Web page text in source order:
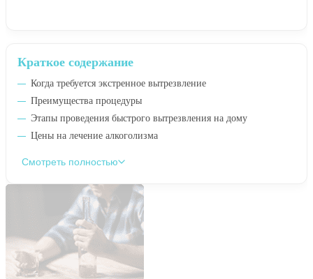
Краткое содержание
Когда требуется экстренное вытрезвление
Преимущества процедуры
Этапы проведения быстрого вытрезвления на дому
Цены на лечение алкоголизма
Смотреть полностью